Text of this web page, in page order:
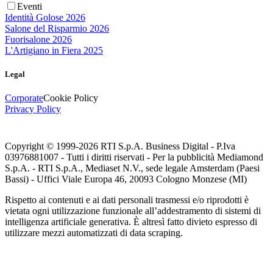
Eventi
Identità Golose 2026
Salone del Risparmio 2026
Fuorisalone 2026
L'Artigiano in Fiera 2025
Legal
CorporateCookie Policy
Privacy Policy
Copyright © 1999-2026 RTI S.p.A. Business Digital - P.Iva
03976881007 - Tutti i diritti riservati - Per la pubblicità Mediamond
S.p.A. - RTI S.p.A., Mediaset N.V., sede legale Amsterdam (Paesi
Bassi) - Uffici Viale Europa 46, 20093 Cologno Monzese (MI)
Rispetto ai contenuti e ai dati personali trasmessi e/o riprodotti è
vietata ogni utilizzazione funzionale all’addestramento di sistemi di
intelligenza artificiale generativa. È altresì fatto divieto espresso di
utilizzare mezzi automatizzati di data scraping.